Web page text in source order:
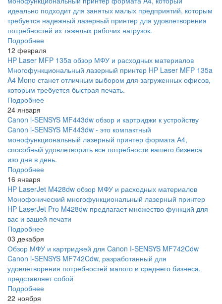
идеально подходит для занятых малых предприятий, которым
требуется надежный лазерный принтер для удовлетворения
потребностей их тяжелых рабочих нагрузок.
Подробнее
12 февраля
HP Laser MFP 135a обзор МФУ и расходных материалов
Многофункциональный лазерный принтер HP Laser MFP 135a
A4 Mono станет отличным выбором для загруженных офисов,
которым требуется быстрая печать.
Подробнее
24 января
Canon i-SENSYS MF443dw обзор и картриджи к устройству
Canon i-SENSYS MF443dw - это компактный
монофункциональный лазерный принтер формата А4,
способный удовлетворить все потребности вашего бизнеса
изо дня в день.
Подробнее
16 января
HP LaserJet M428dw обзор МФУ и расходных материалов
Монофонический многофункциональный лазерный принтер
HP LaserJet Pro M428dw предлагает множество функций для
вас и вашей печати
Подробнее
03 декабря
Обзор МФУ и картриджей для Canon I-SENSYS MF742Cdw
Canon i-SENSYS MF742Cdw, разработанный для
удовлетворения потребностей малого и среднего бизнеса,
представляет собой
Подробнее
22 ноября